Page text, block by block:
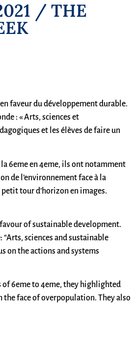
/ THE
faveur du développement durable.
: « Arts, sciences et
et les élèves de faire un
6eme en 4eme, ils ont notamment
de l’environnement face à la
tour d’horizon en images.
of sustainable development.
sciences and sustainable
on the actions and systems
of 6eme to 4eme, they highlighted
face of overpopulation. They also